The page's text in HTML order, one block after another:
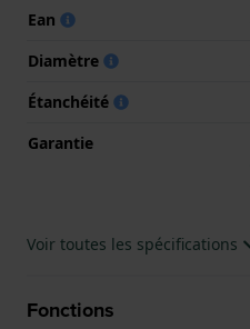
.Ean
Diamètre
Étanchéité
Garantie
Voir toutes les spécifications
Fonctions